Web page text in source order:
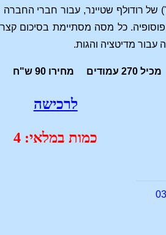
רודולף שטיינר, עבור חברי החברה
כל מסה מסתיימת בסיכום
עבור מדיטציה והגות.
מכיל 270 עמודים מחירו 90 ש"ח הוצאת כחותם
לרכישה
כמות במלאי: 4